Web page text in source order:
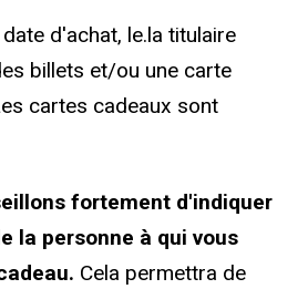
d'achat, le.la titulaire
billets et/ou une carte
cartes cadeaux sont
fortement d'indiquer
la personne à qui vous
Cela permettra de